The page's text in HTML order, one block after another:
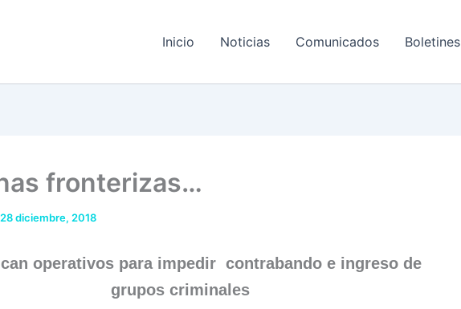
Inicio Noticias Comunicados Boletines
fronterizas…
28 diciembre, 2018
operativos para impedir contrabando e ingreso de
grupos criminales